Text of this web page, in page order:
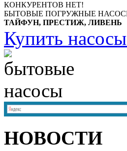
КОНКУРЕНТОВ НЕТ!
БЫТОВЫЕ ПОГРУЖНЫЕ
ТАЙФУН, ПРЕСТИЖ, ЛИВЕНЬ
Купить
НОВОСТИ